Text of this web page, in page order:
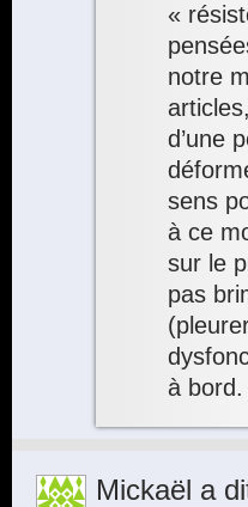
«
notre
d’une
sens
à ce
sur le
pas
à bord.
Mickaël a